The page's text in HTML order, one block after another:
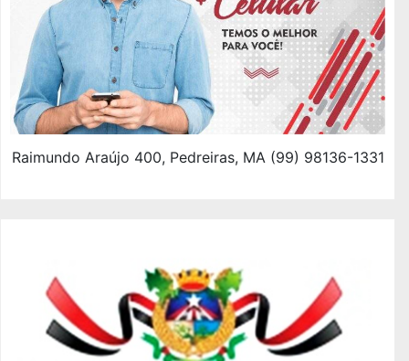
Raimundo Araújo 400, Pedreiras, MA (99) 98136-1331